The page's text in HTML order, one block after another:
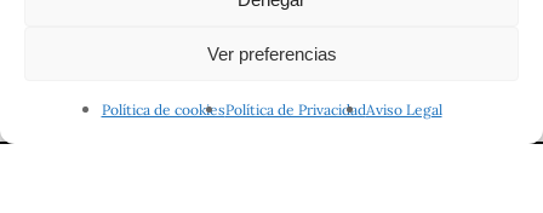
Ver preferencias
Política de cookiesPolítica de PrivacidadAviso Legal
© 2026 Viajes el Mensajero. |maria@viajeselmensajero.com
facebookinstagram